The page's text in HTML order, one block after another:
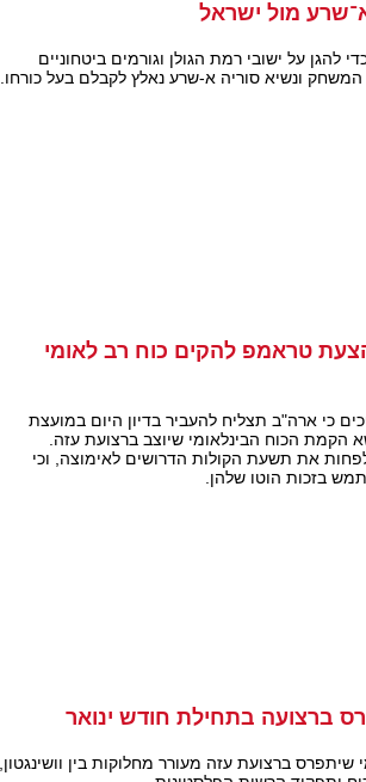
מול ישראל
על ישובי רמת הגולן וגורמים ביטחוניים
ונשיא סוריה א-שרע נאלץ לקבלם בעל כורחו.
טראמפ להקים כוח רב לאומי
כי ארה"ב תצליח להעביר בדיון היום במועצת
הכוח הבינלאומי שיוצב ברצועת עזה.
את תשעת הקולות הדרושים לאימוצה, וכי
בזכות הוטו שלהן.
ברצועה בתחילת חודש ינואר
ברצועת עזה מעורר מחלוקות בין וושינגטון,